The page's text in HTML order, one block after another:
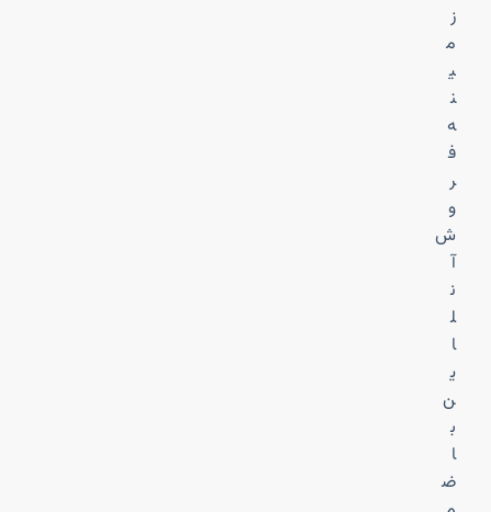
ز
م
ی
ن
ه
ف
ر
و
ش
آ
ن
ل
ا
ی
ن
ب
ا
ض